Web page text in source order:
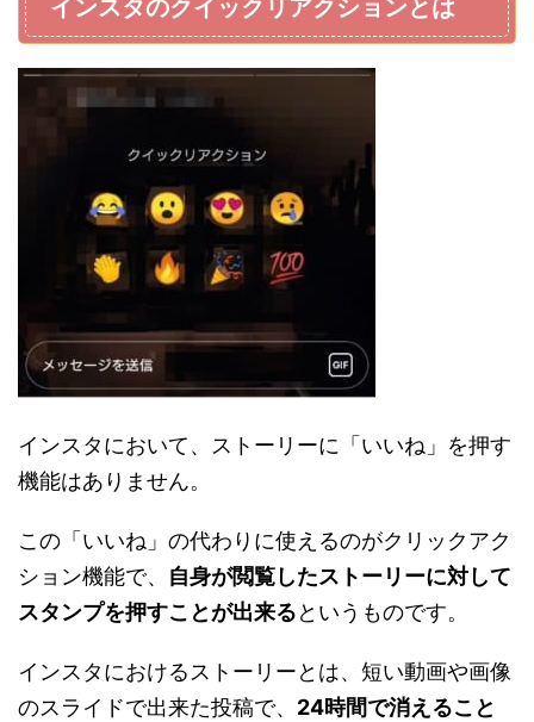
インスタのクイックリアクションとは
インスタにおいて、ストーリーに「いいね」を押す
機能はありません。
この「いいね」の代わりに使えるのがクリックアク
ション機能で、 自身が閲覧したストーリーに対して
スタンプを押すことが出来るというものです。
インスタにおけるストーリーとは、短い動画や画像
のスライドで出来た投稿で、 24時間で消えること